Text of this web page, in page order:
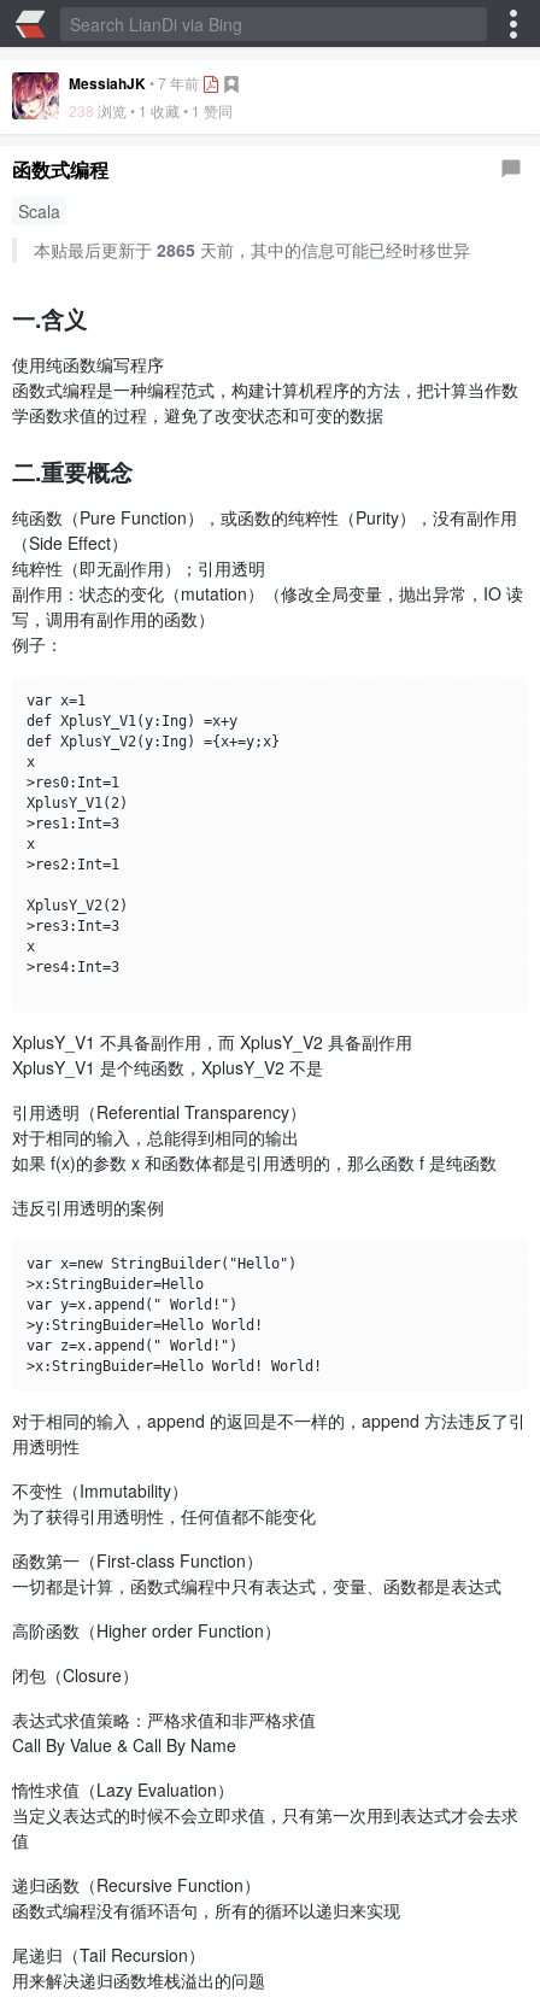
MessiahJK•7 年前
238 浏览 • 1 收藏 • 1 赞同
函数式编程
Scala
本贴最后更新于 2865天前，其中的信息可能已经时移世异
一.含义
使用纯函数编写程序
函数式编程是一种编程范式，构建计算机程序的方法，把计算当作数
学函数求值的过程，避免了改变状态和可变的数据
二.重要概念
纯函数（Pure Function），或函数的纯粹性（Purity），没有副作用
（Side Effect）
纯粹性（即无副作用）；引用透明
副作用：状态的变化（mutation）（修改全局变量，抛出异常，IO 读
写，调用有副作用的函数）
例子：
var x=1
def XplusY_V1(y:Ing) =x+y
def XplusY_V2(y:Ing) ={x+=y;x}
x
>res0:Int=1
XplusY_V1(2)
>res1:Int=3
x
>res2:Int=1
XplusY_V2(2)
>res3:Int=3
x
>res4:Int=3
XplusY_V1 不具备副作用，而 XplusY_V2 具备副作用
XplusY_V1 是个纯函数，XplusY_V2 不是
引用透明（Referential Transparency）
对于相同的输入，总能得到相同的输出
如果 f(x)的参数 x 和函数体都是引用透明的，那么函数 f 是纯函数
违反引用透明的案例
var x=new StringBuilder("Hello")
>x:StringBuider=Hello
var y=x.append(" World!")
>y:StringBuider=Hello World!
var z=x.append(" World!")
对于相同的输入，append 的返回是不一样的，append 方法违反了引
用透明性
不变性（Immutability）
为了获得引用透明性，任何值都不能变化
函数第一（First-class Function）
一切都是计算，函数式编程中只有表达式，变量、函数都是表达式
高阶函数（Higher order Function）
闭包（Closure）
表达式求值策略：严格求值和非严格求值
Call By Value & Call By Name
惰性求值（Lazy Evaluation）
当定义表达式的时候不会立即求值，只有第一次用到表达式才会去求
值
递归函数（Recursive Function）
函数式编程没有循环语句，所有的循环以递归来实现
尾递归（Tail Recursion）
用来解决递归函数堆栈溢出的问题